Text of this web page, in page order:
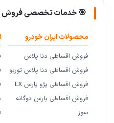
🎯 خدمات تخصصی فروش
محصولات ایران خودرو
فروش اقساطی دنا پلاس
فروش اقساطی دنا پلاس توربو
فروش اقساطی پژو پارس LX
فروش اقساطی پارس دوگانه
سوز